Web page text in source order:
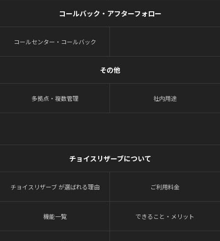
コールバック・アフターフォロー
コールセンター・コールバック
その他
多拠点・複数管理 社内用途
チョイスリザーブについて
チョイスリザーブ が選ばれる理由 ご利用料金
機能一覧 できること・メリット